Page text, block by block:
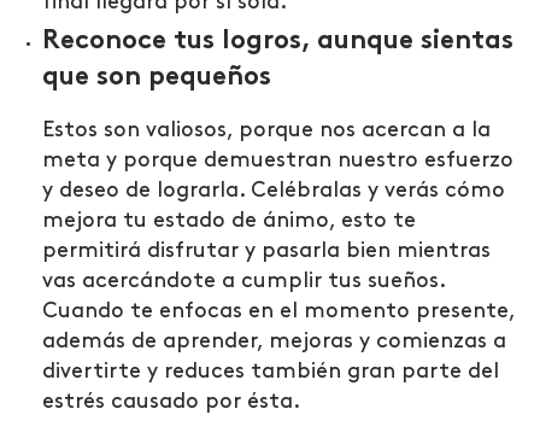
Reconoce tus logros, aunque sientas
que son pequeños
Estos son valiosos, porque nos acercan a la
meta y porque demuestran nuestro esfuerzo
y deseo de lograrla. Celébralas y verás cómo
mejora tu estado de ánimo, esto te
permitirá disfrutar y pasarla bien mientras
vas acercándote a cumplir tus sueños.
Cuando te enfocas en el momento presente,
además de aprender, mejoras y comienzas a
divertirte y reduces también gran parte del
estrés causado por ésta.